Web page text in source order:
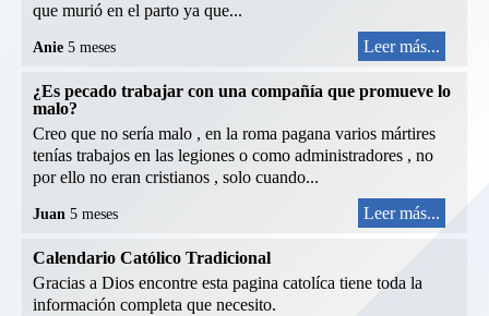
que murió en el parto ya que...
Anie 5 meses Leer más...
¿Es pecado trabajar con una compañía que promueve lo
malo?
Creo que no sería malo , en la roma pagana varios mártires
tenías trabajos en las legiones o como administradores , no
por ello no eran cristianos , solo cuando...
Juan 5 meses Leer más...
Calendario Católico Tradicional
Gracias a Dios encontre esta pagina catolíca tiene toda la
información completa que necesito.